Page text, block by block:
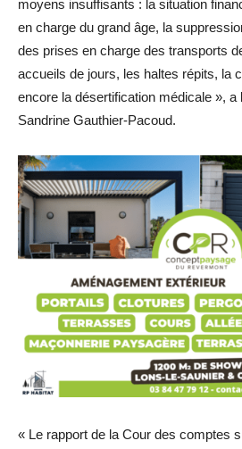
moyens insuffisants : la situation
en charge du grand âge, la
des prises en charge des transports
accueils de jours, les haltes répits, la
encore la désertification médicale », a
Sandrine Gauthier-Pacoud.
« Le rapport de la Cour des comptes